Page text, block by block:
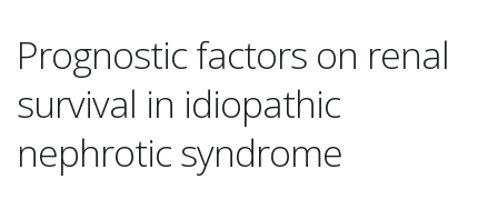
Prognostic factors on renal
survival in idiopathic
nephrotic syndrome